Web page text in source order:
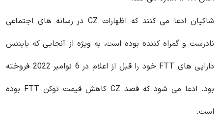
شاکیان ادعا می کنند که اظهارات CZ در رسانه های اجتماعی
نادرست و گمراه کننده بوده است، به ویژه از آنجایی که بایننس
دارایی های FTT خود را قبل از اعلام در 6 نوامبر 2022 فروخته
بود. ادعا می شود که قصد CZ کاهش قیمت توکن FTT بوده
است.